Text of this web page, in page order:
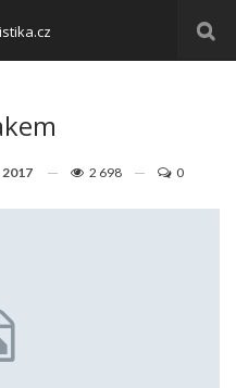
2017 2 698 0